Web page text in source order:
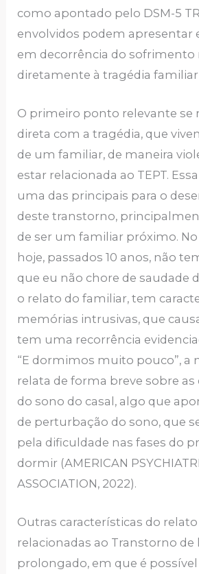
como apontado pelo DSM-5
envolvidos podem apresentar
em decorrência do sofrimento
diretamente à tragédia familiar
O primeiro ponto relevante se
direta com a tragédia, que
de um familiar, de maneira
estar relacionada ao TEPT.
uma das principais para o
deste transtorno,
de ser um familiar próximo. No
hoje, passados 10 anos, não
que eu não chore de saudade
o relato do familiar, tem
memórias intrusivas, que
tem uma recorrência
“E dormimos muito pouco”, a
relata de forma breve sobre as
do sono do casal, algo que
de perturbação do sono, que
pela dificuldade nas fases do
dormir (AMERICAN
ASSOCIATION, 2022).
Outras características do
relacionadas ao Transtorno de
prolongado, em que é